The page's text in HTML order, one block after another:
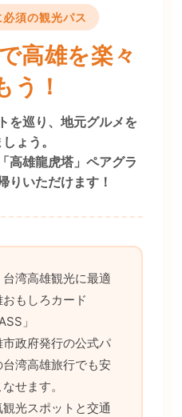
須の観光パス
高雄を楽々
う！
を巡り、地元グルメを
ょう。
高雄龍虎塔」ペアグラ
りいただけます！
台湾高雄観光に最適
もしろカード
」
市政府発行の公式パ
湾高雄旅行でも安
せます。
観光スポットと交通